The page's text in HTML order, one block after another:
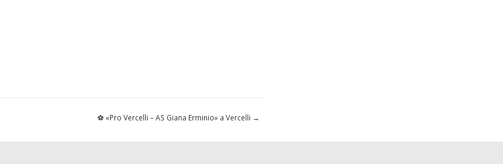
⚽ «Pro Vercelli – AS Giana Erminio» a Vercelli →